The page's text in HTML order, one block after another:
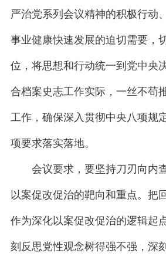
严治党系列会议精神的积极行动
事业健康快速发展的迫切需要，
位，将思想和行动统一到党中央
合档案史志工作实际，一丝不苟
工作，确保深入贯彻中央八项规
项要求落实落地。
会议要求，要坚持刀刃向内
以案促改促治的靶向和重点。把
作为深化以案促改促治的逻辑起
刻反思党性观念树得强不强，深